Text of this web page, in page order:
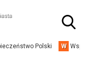
Polski W